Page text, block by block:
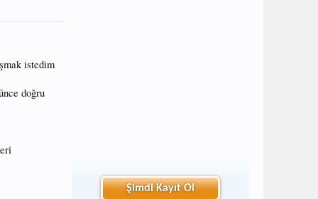
istedim
doğru
Şimdi Kayıt Ol